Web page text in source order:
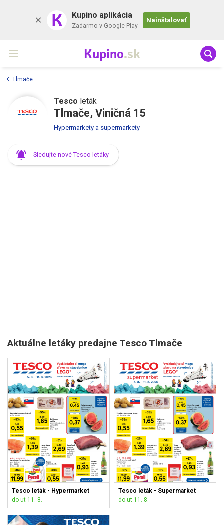
K Kupino aplikácia
Zadarmo v Google Play
Nainštalovať
Kupino.sk
Tlmače
Tesco leták
Tlmače, Viničná 15
Hypermarkety a supermarkety
Sledujte nové Tesco letáky
Aktuálne letáky predajne Tesco Tlmače
Tesco leták - Hypermarket
do ut 11. 8.
Tesco leták - Supermarket
do ut 11. 8.